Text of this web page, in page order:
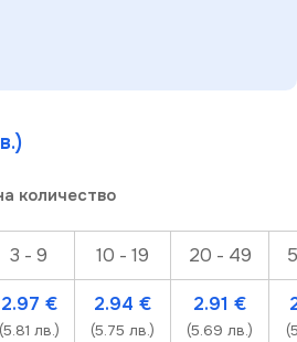
количество
3 - 9 10 - 19 20 - 49
2.97 €
(5.81 лв.)
2.94 €
(5.75 лв.)
2.91 €
(5.69 лв.)